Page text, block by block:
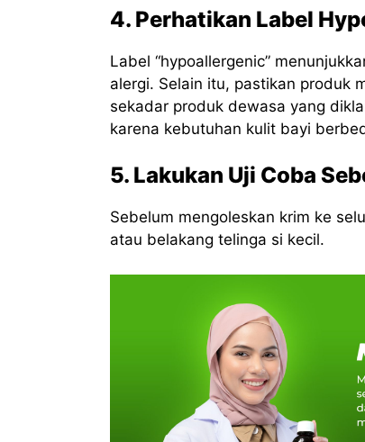
4. Perhatikan Label
Label “hypoallergenic”
alergi. Selain itu, pastikan produk
sekadar produk dewasa yang
karena kebutuhan kulit bayi
5. Lakukan Uji Coba
Sebelum mengoleskan krim ke
atau belakang telinga si kecil.